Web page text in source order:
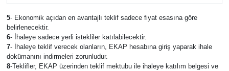
5- Ekonomik açıdan en avantajlı teklif sadece fiyat esasına göre
belirlenecektir.
6- İhaleye sadece yerli istekliler katılabilecektir.
7- İhaleye teklif verecek olanların, EKAP hesabına giriş yaparak ihale
dokümanını indirmeleri zorunludur.
8-Teklifler, EKAP üzerinden teklif mektubu ile ihaleye katılım belgesi ve